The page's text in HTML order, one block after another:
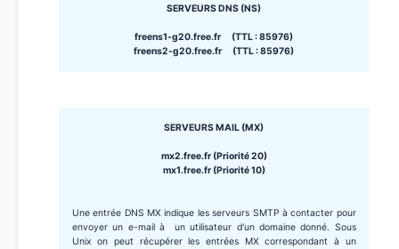
SERVEURS DNS (NS)
freens1-g20.free.fr (TTL : 85976)
freens2-g20.free.fr (TTL : 85976)
SERVEURS MAIL (MX)
mx2.free.fr (Priorité 20)
mx1.free.fr (Priorité 10)
Une entrée DNS MX indique les serveurs SMTP à contacter pour
envoyer un e-mail à un utilisateur d'un domaine donné. Sous
Unix on peut récupérer les entrées MX correspondant à un